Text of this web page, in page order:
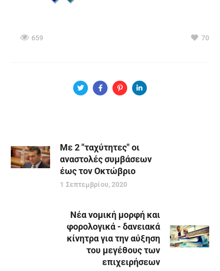
659 70
Mε 2 "ταχύτητες" οι
αναστολές συμβάσεων
έως τον Οκτώβριο
1 Σεπτεμβρίου, 2020
Νέα νομική μορφή και
φορολογικά - δανειακά
κίνητρα για την αύξηση
του μεγέθους των
επιχειρήσεων